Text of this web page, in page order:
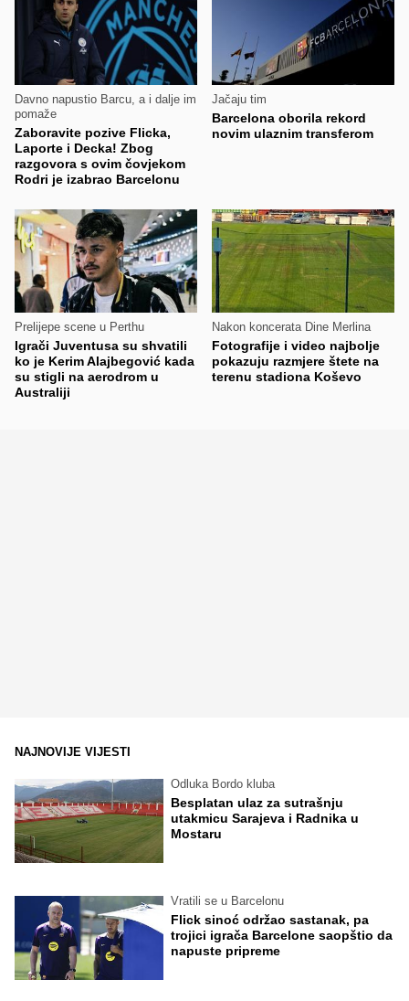
Davno napustio Barcu, a i dalje im
pomaže
Zaboravite pozive Flicka,
Laporte i Decka! Zbog
razgovora s ovim čovjekom
Rodri je izabrao Barcelonu
Jačaju tim
Barcelona oborila rekord
novim ulaznim transferom
Prelijepe scene u Perthu
Igrači Juventusa su shvatili
ko je Kerim Alajbegović kada
su stigli na aerodrom u
Australiji
Nakon koncerata Dine Merlina
Fotografije i video najbolje
pokazuju razmjere štete na
terenu stadiona Koševo
NAJNOVIJE VIJESTI
Odluka Bordo kluba
Besplatan ulaz za sutrašnju
utakmicu Sarajeva i Radnika u
Mostaru
Vratili se u Barcelonu
Flick sinoć održao sastanak, pa
trojici igrača Barcelone saopštio da
napuste pripreme